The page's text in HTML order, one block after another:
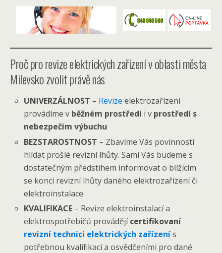
Proč pro revize elektrických zařízení v oblasti města
Milevsko zvolit právě nás
UNIVERZÁLNOST – Revize elektrozařízení
provádíme v běžném prostředí i v prostředí s
nebezpečím výbuchu
BEZSTAROSTNOST – Zbavíme Vás povinnosti
hlídat prošlé revizní lhůty. Sami Vás budeme s
dostatečným předstihem informovat o blížícím
se konci revizní lhůty daného elektrozařízení či
elektroinstalace
KVALIFIKACE – Revize elektroinstalací a
elektrospotřebičů provádějícertifikovaní
revizní technici elektrických zařízenís
potřebnou kvalifikací a osvědčeními pro dané